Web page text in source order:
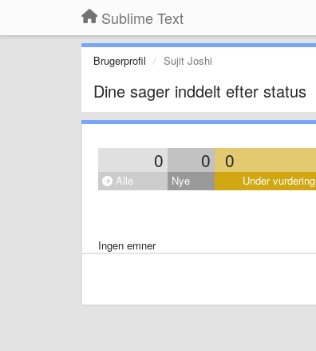
Sublime Text
Brugerprofil Sujit Joshi
Dine sager inddelt efter status
0 0 0
Alle Nye Under vurdering
Ingen emner